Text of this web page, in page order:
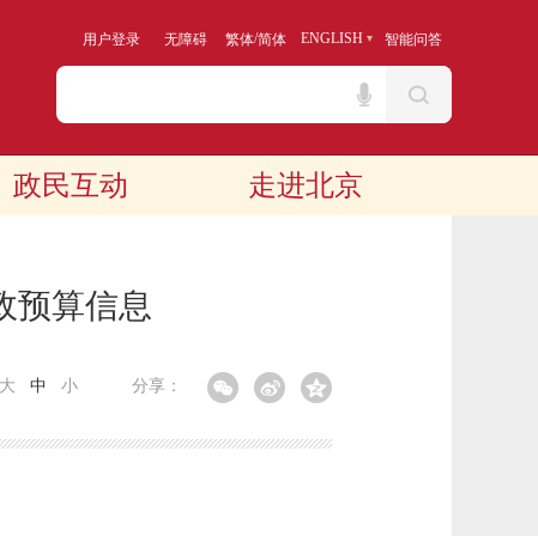
用户登录 无障碍 繁体/简体 ENGLISH 智能问答
政民互动 走进北京
预算信息
分享：
大 中 小